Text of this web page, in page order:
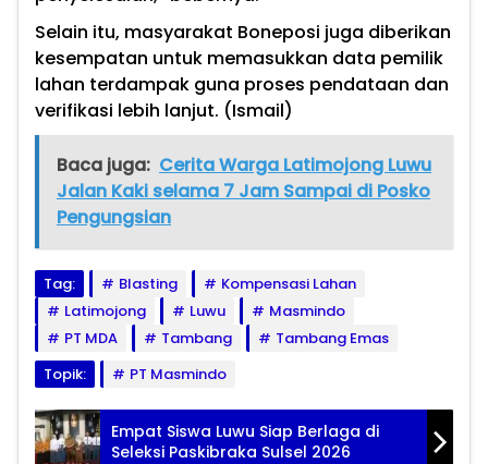
Selain itu, masyarakat Boneposi juga diberikan
kesempatan untuk memasukkan data pemilik
lahan terdampak guna proses pendataan dan
verifikasi lebih lanjut. (Ismail)
Baca juga: Cerita Warga Latimojong Luwu
Jalan Kaki selama 7 Jam Sampai di Posko
Pengungsian
Tag: Blasting
Kompensasi Lahan
Latimojong
Luwu
Masmindo
PT MDA
Tambang
Tambang Emas
Topik:
PT Masmindo
Empat Siswa Luwu Siap Berlaga di
Seleksi Paskibraka Sulsel 2026